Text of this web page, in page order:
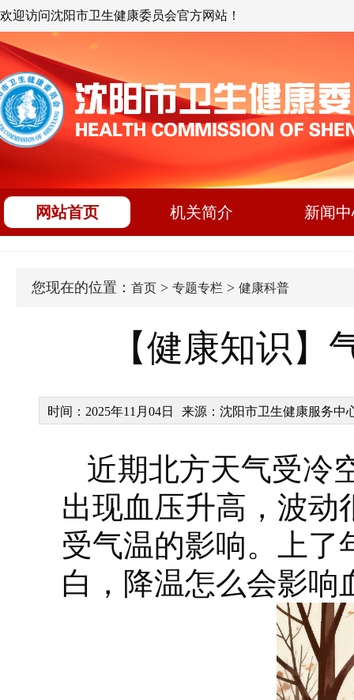
欢迎访问沈阳市卫生健康委员会官方网站！
网站首页 机关简介 新闻
您现在的位置： 首页 > 专题专栏 > 健康科普
【健康知识
时间：2025年11月04日 来源：沈阳市卫生健康服务中
近期北方天气受冷
出现血压升高，波动
受气温的影响。上了
白，降温怎么会影响